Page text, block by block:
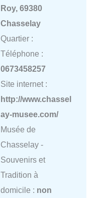
Roy, 69380
Chasselay
Quartier :
Téléphone :
0673458257
Site internet :
http://www.chassel
ay-musee.com/
Musée de
Chasselay -
Souvenirs et
Tradition à
domicile : non